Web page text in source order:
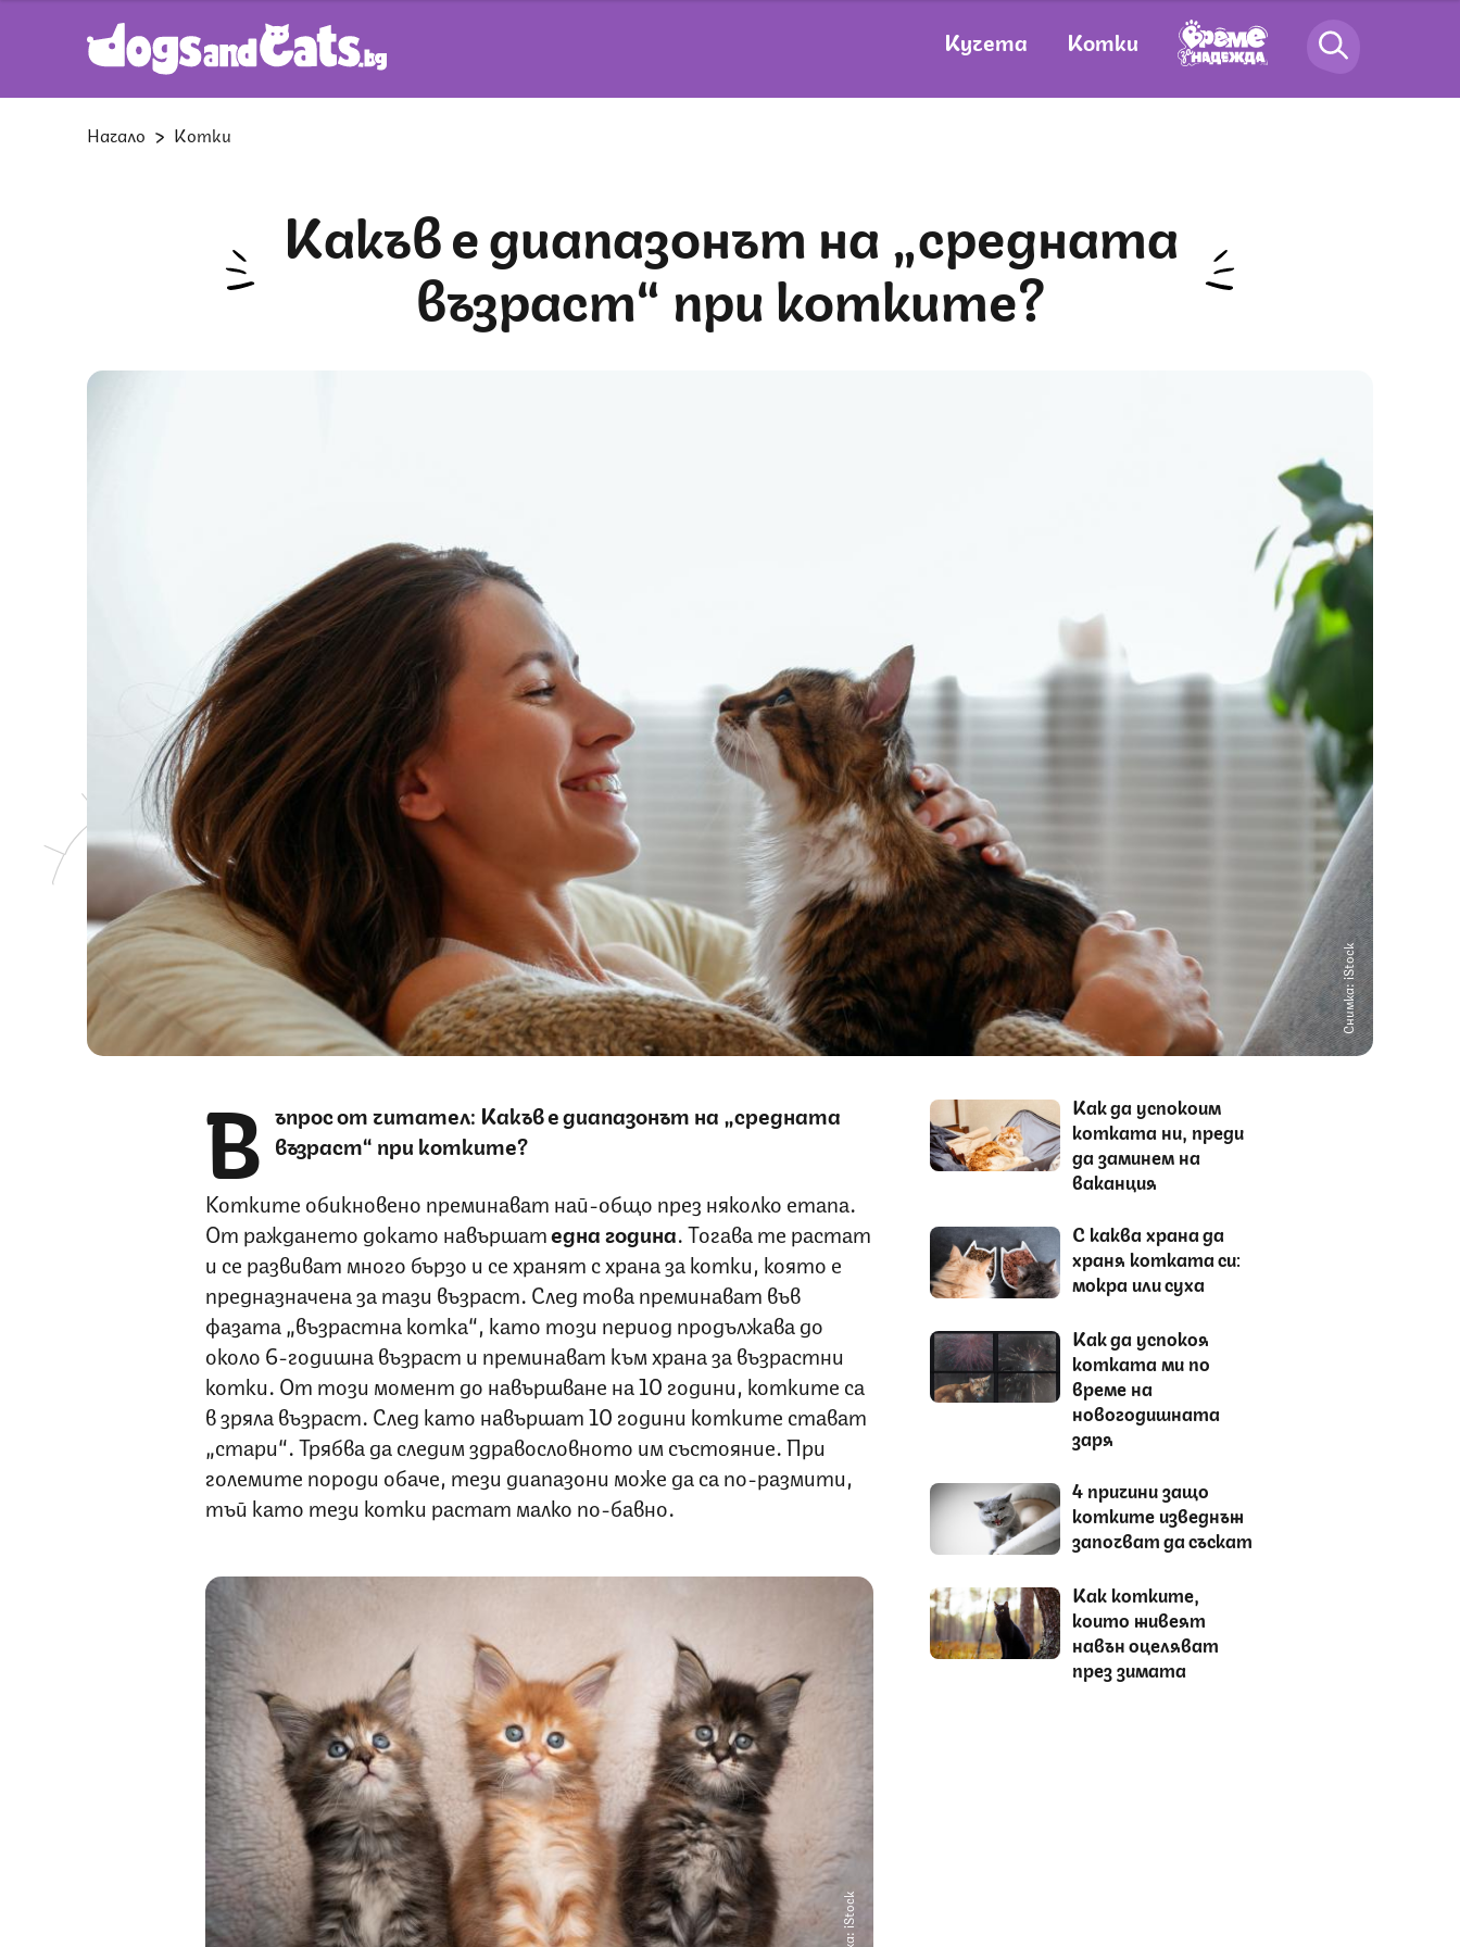
Кучета Котки
Начало Котки
Какъв е диапазонът на „средната
възраст“ при котките?
Снимка: iStock
В ъпрос от читател: Какъв е диапазонът на „средната
възраст“ при котките?
Котките обикновено преминават най-общо през няколко етапа.
От раждането докато навършатедна година. Тогава те растат
и се развиват много бързо и се хранят с храна за котки, която е
предназначена за тази възраст. След това преминават във
фазата „възрастна котка“, като този период продължава до
около 6-годишна възраст и преминават към храна за възрастни
котки. От този момент до навършване на 10 години, котките са
в зряла възраст. След като навършат 10 години котките стават
„стари“. Трябва да следим здравословното им състояние. При
големите породи обаче, тези диапазони може да са по-размити,
тъй като тези котки растат малко по-бавно.
Как да успокоим
котката ни, преди
да заминем на
ваканция
С каква храна да
храня котката си:
мокра или суха
Как да успокоя
котката ми по
време на
новогодишната
заря
4 причини защо
котките изведнъж
започват да съскат
Как котките,
които живеят
навън оцеляват
през зимата